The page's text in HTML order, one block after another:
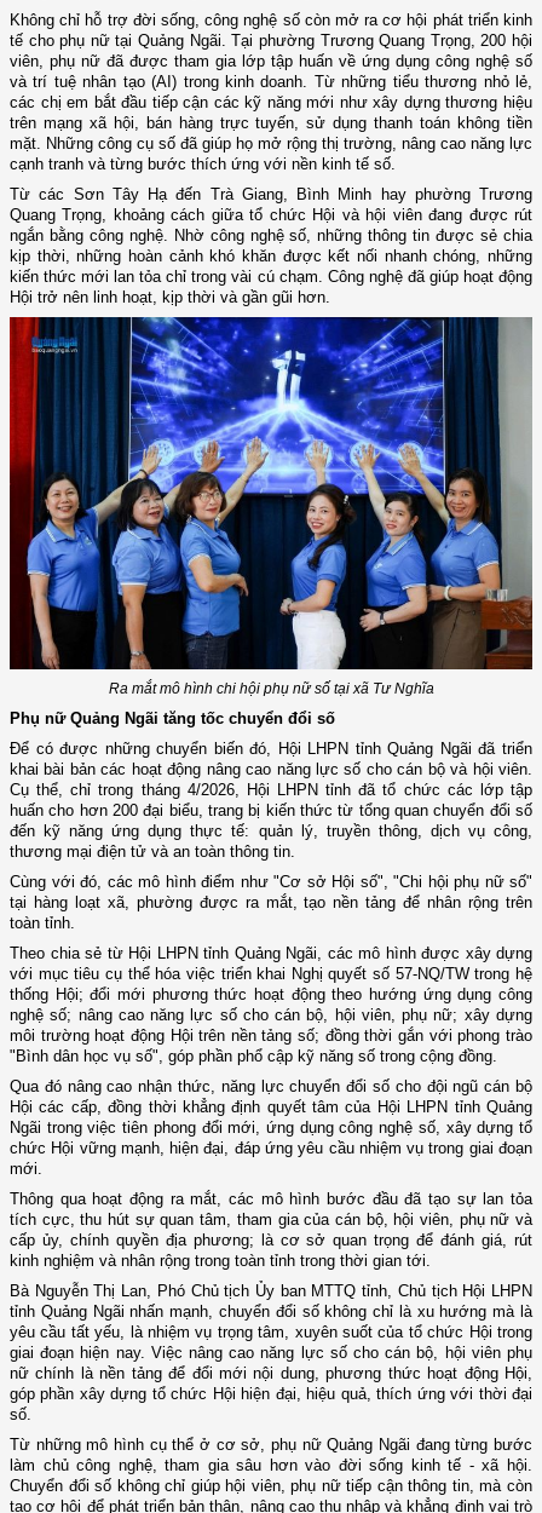
Không chỉ hỗ trợ đời sống, công nghệ số còn mở ra cơ hội phát triển kinh
tế cho phụ nữ tại Quảng Ngãi. Tại phường Trương Quang Trọng, 200 hội
viên, phụ nữ đã được tham gia lớp tập huấn về ứng dụng công nghệ số
và trí tuệ nhân tạo (AI) trong kinh doanh. Từ những tiểu thương nhỏ lẻ,
các chị em bắt đầu tiếp cận các kỹ năng mới như xây dựng thương hiệu
trên mạng xã hội, bán hàng trực tuyến, sử dụng thanh toán không tiền
mặt. Những công cụ số đã giúp họ mở rộng thị trường, nâng cao năng lực
cạnh tranh và từng bước thích ứng với nền kinh tế số.
Từ các Sơn Tây Hạ đến Trà Giang, Bình Minh hay phường Trương
Quang Trọng, khoảng cách giữa tổ chức Hội và hội viên đang được rút
ngắn bằng công nghệ. Nhờ công nghệ số, những thông tin được sẻ chia
kịp thời, những hoàn cảnh khó khăn được kết nối nhanh chóng, những
kiến thức mới lan tỏa chỉ trong vài cú chạm. Công nghệ đã giúp hoạt động
Hội trở nên linh hoạt, kịp thời và gần gũi hơn.
Ra mắt mô hình chi hội phụ nữ số tại xã Tư Nghĩa
Phụ nữ Quảng Ngãi tăng tốc chuyển đổi số
Để có được những chuyển biến đó, Hội LHPN tỉnh Quảng Ngãi đã triển
khai bài bản các hoạt động nâng cao năng lực số cho cán bộ và hội viên.
Cụ thể, chỉ trong tháng 4/2026, Hội LHPN tỉnh đã tổ chức các lớp tập
huấn cho hơn 200 đại biểu, trang bị kiến thức từ tổng quan chuyển đổi số
đến kỹ năng ứng dụng thực tế: quản lý, truyền thông, dịch vụ công,
thương mại điện tử và an toàn thông tin.
Cùng với đó, các mô hình điểm như "Cơ sở Hội số", "Chi hội phụ nữ số"
tại hàng loạt xã, phường được ra mắt, tạo nền tảng để nhân rộng trên
toàn tỉnh.
Theo chia sẻ từ Hội LHPN tỉnh Quảng Ngãi, các mô hình được xây dựng
với mục tiêu cụ thể hóa việc triển khai Nghị quyết số 57-NQ/TW trong hệ
thống Hội; đổi mới phương thức hoạt động theo hướng ứng dụng công
nghệ số; nâng cao năng lực số cho cán bộ, hội viên, phụ nữ; xây dựng
môi trường hoạt động Hội trên nền tảng số; đồng thời gắn với phong trào
"Bình dân học vụ số", góp phần phổ cập kỹ năng số trong cộng đồng.
Qua đó nâng cao nhận thức, năng lực chuyển đổi số cho đội ngũ cán bộ
Hội các cấp, đồng thời khẳng định quyết tâm của Hội LHPN tỉnh Quảng
Ngãi trong việc tiên phong đổi mới, ứng dụng công nghệ số, xây dựng tổ
chức Hội vững mạnh, hiện đại, đáp ứng yêu cầu nhiệm vụ trong giai đoạn
mới.
Thông qua hoạt động ra mắt, các mô hình bước đầu đã tạo sự lan tỏa
tích cực, thu hút sự quan tâm, tham gia của cán bộ, hội viên, phụ nữ và
cấp ủy, chính quyền địa phương; là cơ sở quan trọng để đánh giá, rút
kinh nghiệm và nhân rộng trong toàn tỉnh trong thời gian tới.
Bà Nguyễn Thị Lan, Phó Chủ tịch Ủy ban MTTQ tỉnh, Chủ tịch Hội LHPN
tỉnh Quảng Ngãi nhấn mạnh c huyển đổi số không chỉ là xu hướng mà là
yêu cầu tất yếu, là nhiệm vụ trọng tâm, xuyên suốt của tổ chức Hội trong
giai đoạn hiện nay. Việc nâng cao năng lực số cho cán bộ, hội viên phụ
nữ chính là nền tảng để đổi mới nội dung, phương thức hoạt động Hội,
góp phần xây dựng tổ chức Hội hiện đại, hiệu quả, thích ứng với thời đại
số.
Từ những mô hình cụ thể ở cơ sở, phụ nữ Quảng Ngãi đang từng bước
làm chủ công nghệ, tham gia sâu hơn vào đời sống kinh tế - xã hội.
Chuyển đổi số không chỉ giúp hội viên, phụ nữ tiếp cận thông tin, mà còn
tạo cơ hội để phát triển bản thân, nâng cao thu nhập và khẳng định vai trò